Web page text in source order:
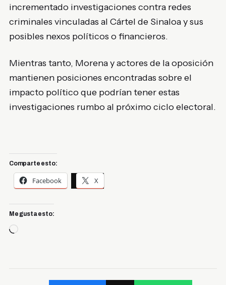
incrementado investigaciones contra redes
criminales vinculadas al Cártel de Sinaloa y sus
posibles nexos políticos o financieros.
Mientras tanto, Morena y actores de la oposición
mantienen posiciones encontradas sobre el
impacto político que podrían tener estas
investigaciones rumbo al próximo ciclo electoral.
Comparte esto:
Facebook X
Me gusta esto:
Cargando...